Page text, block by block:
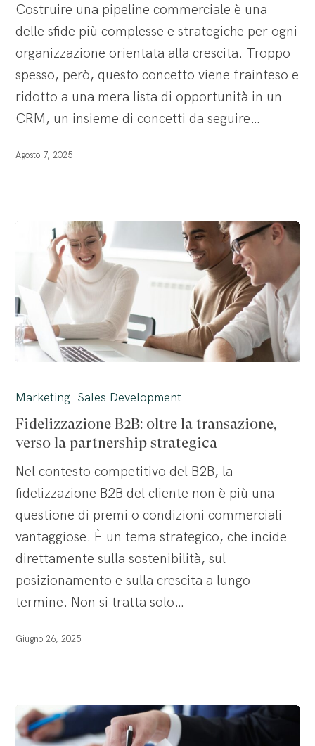
metodo
e
visione
per
crescere
nel
tempo
Costruire una pipeline commerciale è una
delle sfide più complesse e strategiche per ogni
organizzazione orientata alla crescita. Troppo
spesso, però, questo concetto viene frainteso e
ridotto a una mera lista di opportunità in un
CRM, un insieme di concetti da seguire…
Agosto 7, 2025
B2B:
oltre
la
verso
la
partnership
strategica
Marketing Sales Development
Fidelizzazione B2B: oltre la transazione,
verso la partnership strategica
Nel contesto competitivo del B2B, la
fidelizzazione B2B del cliente non è più una
questione di premi o condizioni commerciali
vantaggiose. È un tema strategico, che incide
direttamente sulla sostenibilità, sul
posizionamento e sulla crescita a lungo
termine. Non si tratta solo…
Giugno 26, 2025